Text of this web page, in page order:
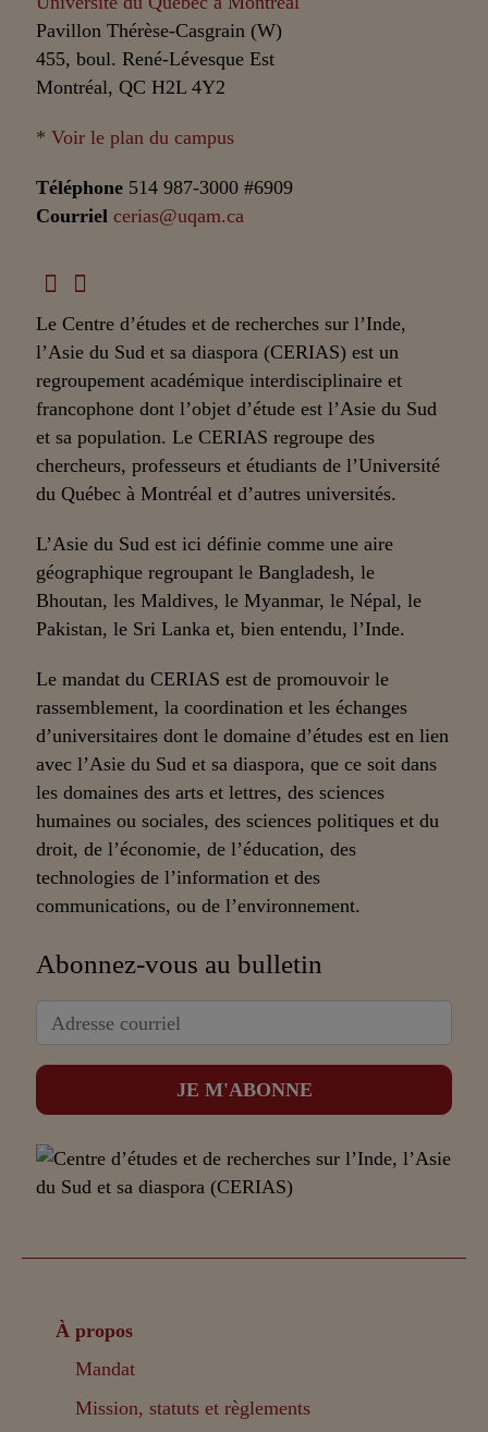
Pavillon Thérèse-Casgrain (W)
455, boul. René-Lévesque Est
Montréal, QC H2L 4Y2
* Voir le plan du campus
Téléphone 514 987-3000 #6909
Courriel cerias@uqam.ca
Le Centre d’études et de recherches sur l’Inde,
l’Asie du Sud et sa diaspora (CERIAS) est un
regroupement académique interdisciplinaire et
francophone dont l’objet d’étude est l’Asie du Sud
et sa population. Le CERIAS regroupe des
chercheurs, professeurs et étudiants de l’Université
du Québec à Montréal et d’autres universités.
L’Asie du Sud est ici définie comme une aire
géographique regroupant le Bangladesh, le
Bhoutan, les Maldives, le Myanmar, le Népal, le
Pakistan, le Sri Lanka et, bien entendu, l’Inde.
Le mandat du CERIAS est de promouvoir le
rassemblement, la coordination et les échanges
d’universitaires dont le domaine d’études est en lien
avec l’Asie du Sud et sa diaspora, que ce soit dans
les domaines des arts et lettres, des sciences
humaines ou sociales, des sciences politiques et du
droit, de l’économie, de l’éducation, des
technologies de l’information et des
communications, ou de l’environnement.
Abonnez-vous au bulletin
À propos
Mandat
Mission, statuts et règlements